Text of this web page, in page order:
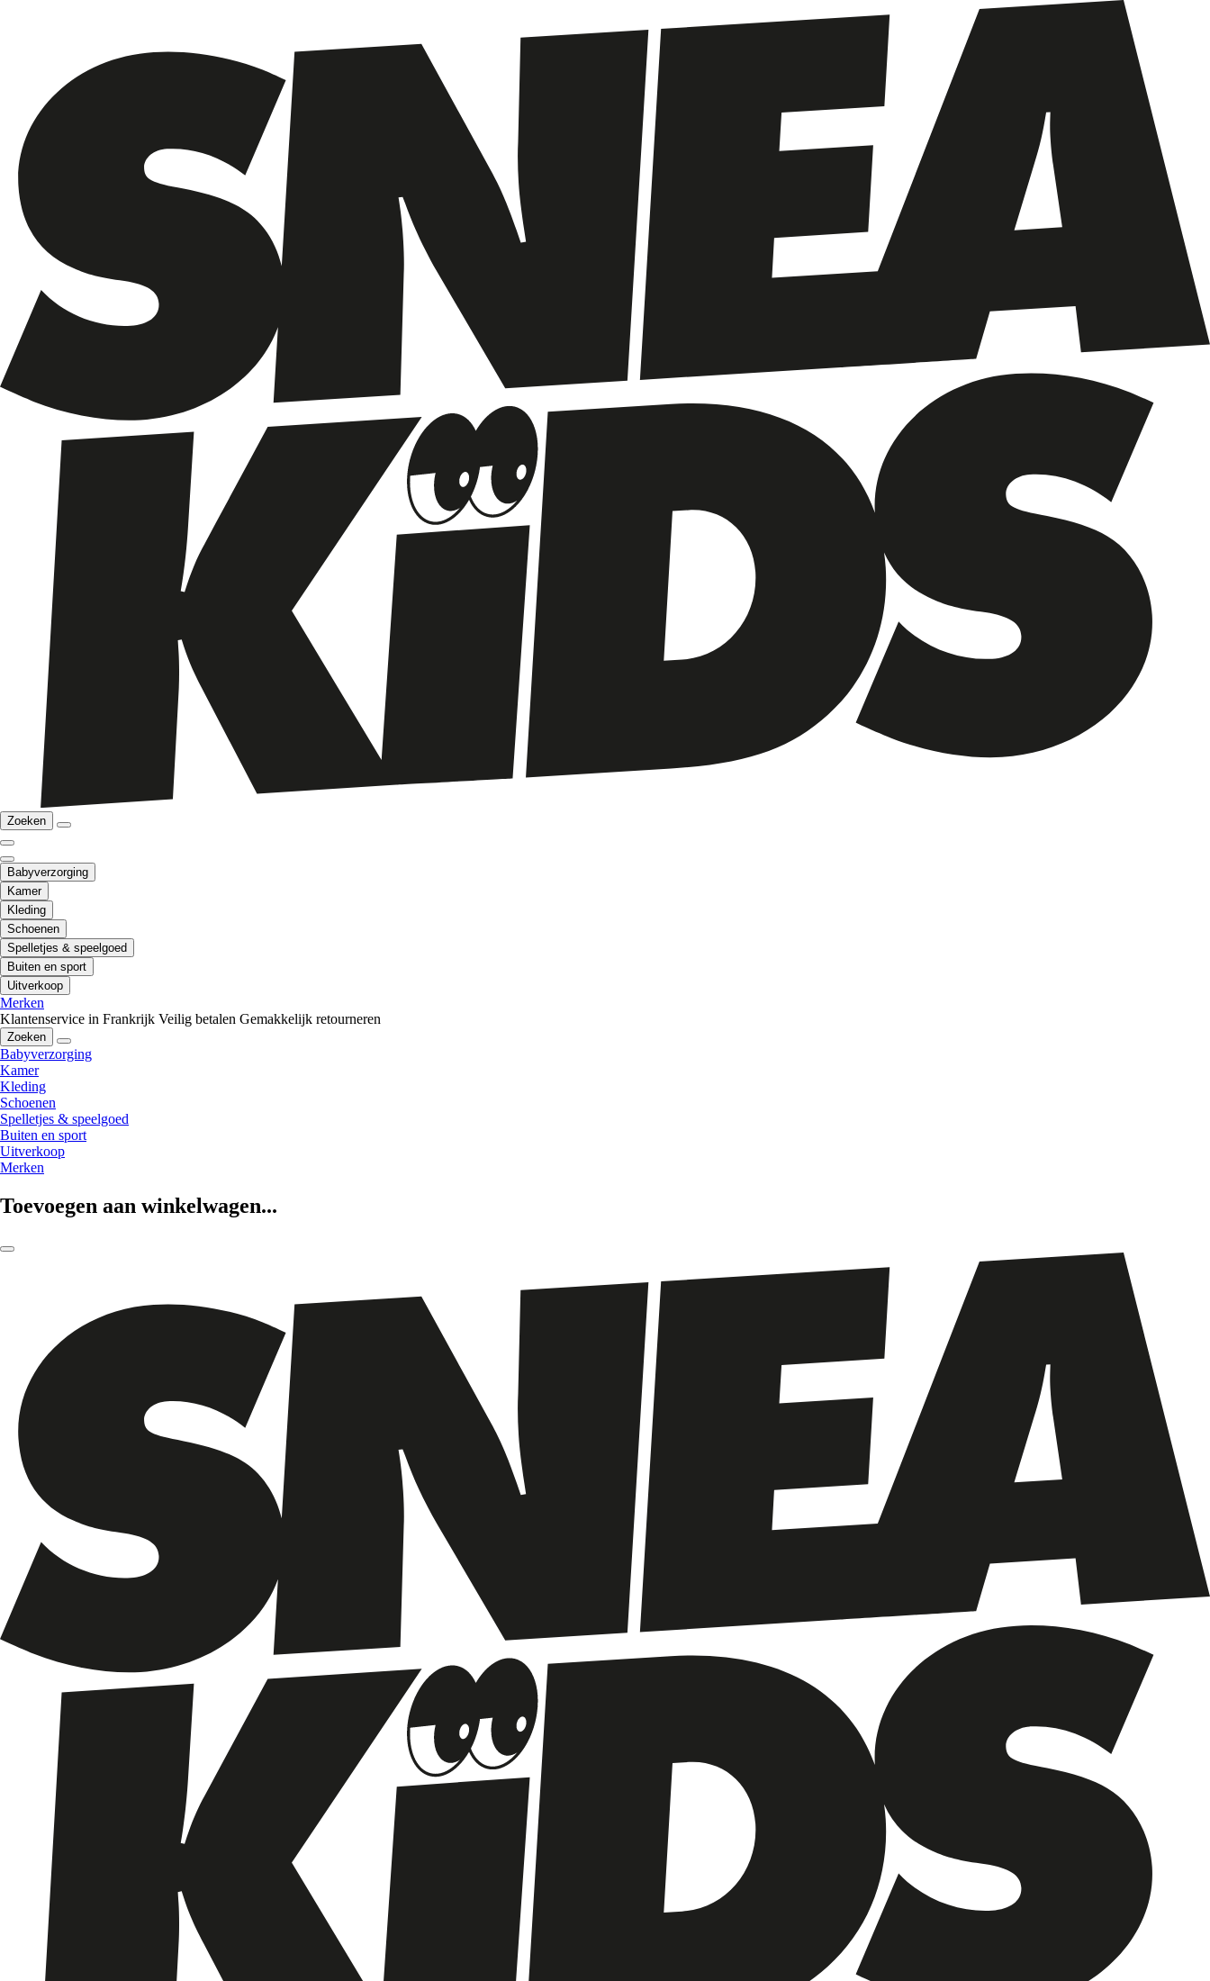
Zoeken
Babyverzorging
Kamer
Kleding
Schoenen
Spelletjes & speelgoed
Buiten en sport
Uitverkoop
Merken
Klantenservice in Frankrijk Veilig betalen Gemakkelijk retourneren
Zoeken
Babyverzorging
Kamer
Kleding
Schoenen
Spelletjes & speelgoed
Buiten en sport
Uitverkoop
Merken
Toevoegen aan winkelwagen...